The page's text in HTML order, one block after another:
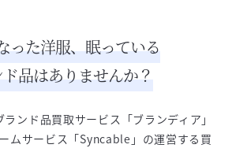
った洋服、眠っている
品はありませんか？
ンド品買取サービス「ブランディア」
ムサービス「Syncable」の運営する買